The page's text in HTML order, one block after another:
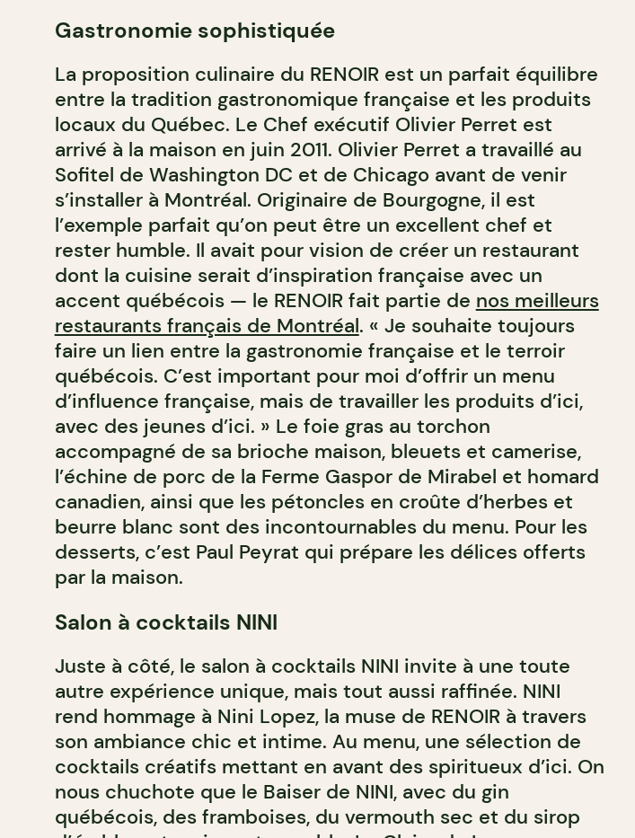
Gastronomie sophistiquée
La proposition culinaire du RENOIR est un parfait équilibre
entre la tradition gastronomique française et les produits
locaux du Québec. Le Chef exécutif Olivier Perret est
arrivé à la maison en juin 2011. Olivier Perret a travaillé au
Sofitel de Washington DC et de Chicago avant de venir
s’installer à Montréal. Originaire de Bourgogne, il est
l’exemple parfait qu’on peut être un excellent chef et
rester humble. Il avait pour vision de créer un restaurant
dont la cuisine serait d’inspiration française avec un
accent québécois — le RENOIR fait partie de nos meilleurs
restaurants français de Montréal. « Je souhaite toujours
faire un lien entre la gastronomie française et le terroir
québécois. C’est important pour moi d’offrir un menu
d’influence française, mais de travailler les produits d’ici,
avec des jeunes d’ici. » Le foie gras au torchon
accompagné de sa brioche maison, bleuets et camerise,
l’échine de porc de la Ferme Gaspor de Mirabel et homard
canadien, ainsi que les pétoncles en croûte d’herbes et
beurre blanc sont des incontournables du menu. Pour les
desserts, c’est Paul Peyrat qui prépare les délices offerts
par la maison.
Salon à cocktails NINI
Juste à côté, le salon à cocktails NINI invite à une toute
autre expérience unique, mais tout aussi raffinée. NINI
rend hommage à Nini Lopez, la muse de RENOIR à travers
son ambiance chic et intime. Au menu, une sélection de
cocktails créatifs mettant en avant des spiritueux d’ici. On
nous chuchote que le Baiser de NINI, avec du gin
québécois, des framboises, du vermouth sec et du sirop